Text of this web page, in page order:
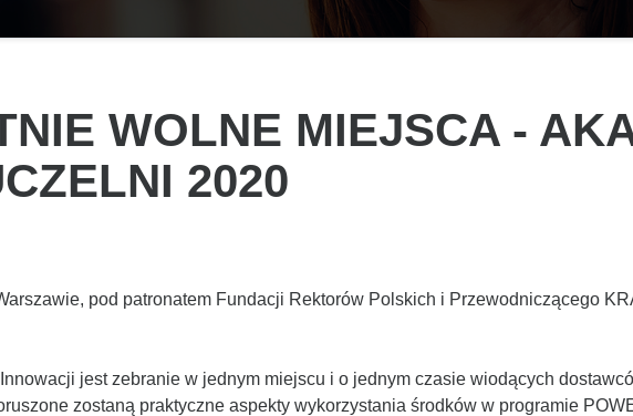
WOLNE MIEJSCA -
2020
pod patronatem Fundacji Rektorów Polskich i Przewodniczącego
jest zebranie w jednym miejscu i o jednym czasie wiodących
zostaną praktyczne aspekty wykorzystania środków w programie